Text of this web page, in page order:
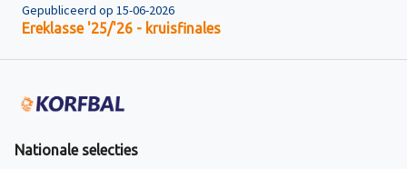
Gepubliceerd op 15-06-2026
Ereklasse '25/'26 - kruisfinales
Nationale selecties